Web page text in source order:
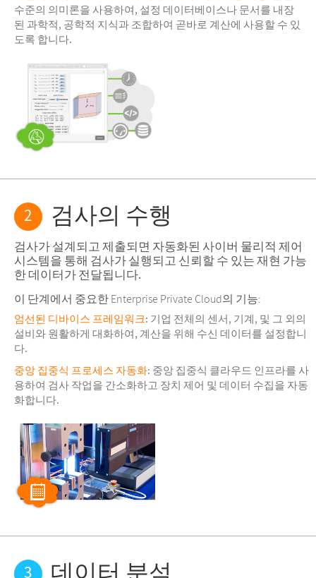
수준의 의미론을 사용하여, 설정 데이터베이스나 문서를 내장
된 과학적, 공학적 지식과 조합하여 곧바로 계산에 사용할 수 있
도록 합니다.
2 검사의 수행
검사가 설계되고 제출되면 자동화된 사이버 물리적 제어
시스템을 통해 검사가 실행되고 신뢰할 수 있는 재현 가능
한 데이터가 전달됩니다.
이 단계에서 중요한 Enterprise Private Cloud의 기능:
엄선된 디바이스 프레임워크: 기업 전체의 센서, 기계, 및 그 외의
설비와 원활하게 대화하여, 계산을 위해 수신 데이터를 설정합니
다.
중앙 집중식 프로세스 자동화: 중앙 집중식 클라우드 인프라를 사
용하여 검사 작업을 간소화하고 장치 제어 및 데이터 수집을 자동
화합니다.
3 데이터 분석